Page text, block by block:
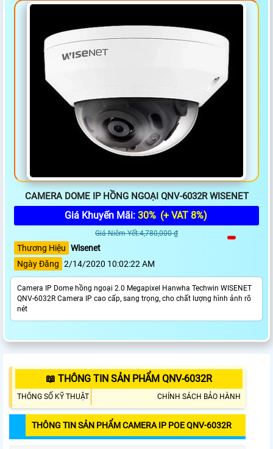
CAMERA DOME IP HỒNG NGOẠI QNV-6032R WISENET
Giá Khuyến Mãi: 30% (+ VAT 8%)
Giá Niêm Yết:4,780,000 ₫
Thương Hiệu Wisenet
Ngày Đăng 2/14/2020 10:02:22 AM
Camera IP Dome hồng ngoại 2.0 Megapixel Hanwha Techwin WISENET
QNV-6032R Camera IP cao cấp, sang trọng, cho chất lượng hình ảnh rõ
nét
📖 THÔNG TIN SẢN PHẨM QNV-6032R
THÔNG SỐ KỸ THUẬT CHÍNH SÁCH BẢO HÀNH
THÔNG TIN SẢN PHẨM CAMERA IP POE QNV-6032R